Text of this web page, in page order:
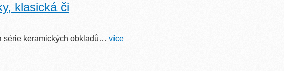
klasická či
série keramických obkladů… více